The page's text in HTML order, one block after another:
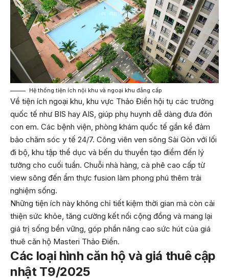
Hệ thống tiện ích nội khu và ngoại khu đẳng cấp
Về tiện ích ngoại khu, khu vực Thảo Điền hội tụ các trường
quốc tế như BIS hay AIS, giúp phụ huynh dễ dàng đưa đón
con em. Các bệnh viện, phòng khám quốc tế gần kề đảm
bảo chăm sóc y tế 24/7. Công viên ven sông Sài Gòn với lối
đi bộ, khu tập thể dục và bến du thuyền tạo điểm đến lý
tưởng cho cuối tuần. Chuỗi nhà hàng, cà phê cao cấp từ
view sông đến ẩm thực fusion làm phong phú thêm trải
nghiệm sống.
Những tiện ích này không chỉ tiết kiệm thời gian mà còn cải
thiện sức khỏe, tăng cường kết nối cộng đồng và mang lại
giá trị sống bền vững, góp phần nâng cao sức hút của giá
thuê căn hộ Masteri Thảo Điền.
Các loại hình căn hộ và giá thuê cập
nhật T9/2025